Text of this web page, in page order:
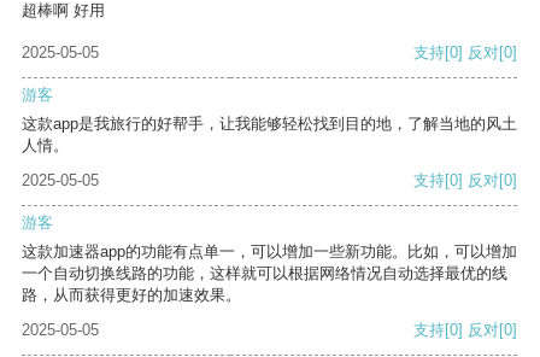
超棒啊 好用
2025-05-05 支持[0] 反对[0]
游客
这款app是我旅行的好帮手，让我能够轻松找到目的地，了解当地的风土
人情。
2025-05-05
支持[0] 反对[0]
游客
这款加速器app的功能有点单一，可以增加一些新功能。比如，可以增加
一个自动切换线路的功能，这样就可以根据网络情况自动选择最优的线
路，从而获得更好的加速效果。
2025-05-05
支持[0] 反对[0]